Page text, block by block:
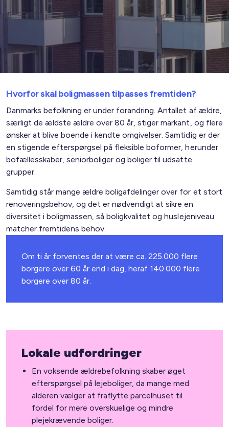
Om ti år forventes der at være ca. 225.000 flere
borgere over 60 år end i dag, heraf 140.000 flere
borgere over 80 år.
Hvorfor skal boligmassen tilpasses fremtiden?
Danmarks befolkning er under forandring. Antallet af ældre,
særligt de ældste ældre over 80 år, stiger markant, og flere
ønsker at blive boende i kendte omgivelser. Samtidig er der
en stigende efterspørgsel på fleksible boformer, herunder
bofællesskaber, seniorboliger og boliger til udsatte
grupper.
Samtidig står mange ældre boligafdelinger over for et stort
renoveringsbehov, og det er nødvendigt at sikre en
diversitet i boligmassen, så boligkvalitet og huslejeniveau
matcher fremtidens behov.
Lokale udfordringer
En voksende ældrebefolkning skaber øget
efterspørgsel på lejeboliger, da mange med
alderen vælger at fraflytte parcelhuset til
fordel for mere overskuelige og mindre
plejekrævende boliger.